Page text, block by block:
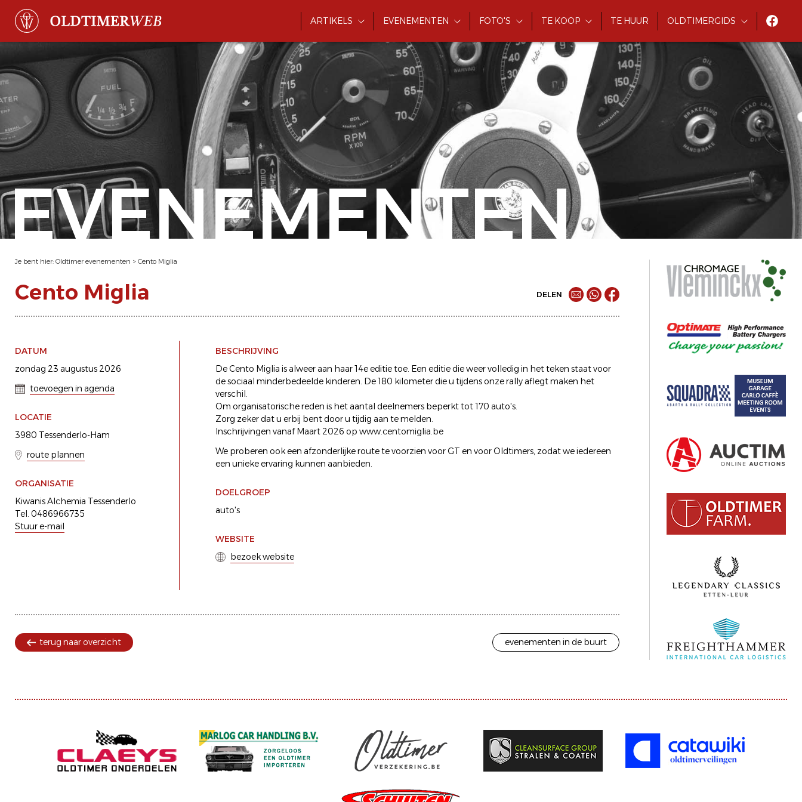
ARTIKELS EVENEMENTEN FOTO'S TE KOOP TE HUUR OLDTIMERGIDS
EVENEMENTEN
Je bent hier: Oldtimer evenementen > Cento Miglia
Cento Miglia DELEN
DATUM
zondag 23 augustus 2026
toevoegen in agenda
LOCATIE
3980 Tessenderlo-Ham
route plannen
ORGANISATIE
Kiwanis Alchemia Tessenderlo
Tel. 0486966735
Stuur e-mail
BESCHRIJVING
De Cento Miglia is alweer aan haar 14e editie toe. Een editie die weer volledig in het teken staat voor
de sociaal minderbedeelde kinderen. De 180 kilometer die u tijdens onze rally aflegt maken het
verschil.
Om organisatorische reden is het aantal deelnemers beperkt tot 170 auto's.
Zorg zeker dat u erbij bent door u tijdig aan te melden.
Inschrijvingen vanaf Maart 2026 op www.centomiglia.be
We proberen ook een afzonderlijke route te voorzien voor GT en voor Oldtimers, zodat we iedereen
een unieke ervaring kunnen aanbieden.
DOELGROEP
auto's
WEBSITE
bezoek website
terug naar overzicht evenementen in de buurt